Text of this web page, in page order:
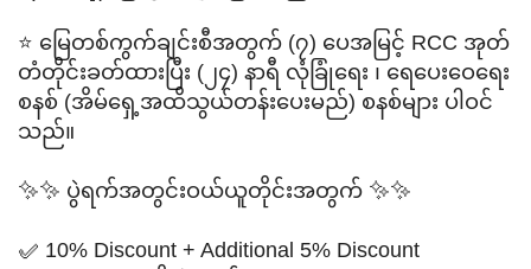
⭐ မြေတစ်ကွက်ချင်းစီအတွက် (၇) ပေအမြင့် RCC အုတ်
တံတိုင်းခတ်ထားပြီး (၂၄) နာရီ လုံခြုံရေး ၊ ရေပေးဝေရေး
စနစ် (အိမ်ရှေ့အထိသွယ်တန်းပေးမည်) စနစ်များ ပါဝင်
သည်။
✨✨ ပွဲရက်အတွင်းဝယ်ယူတိုင်းအတွက် ✨✨
✅ 10% Discount + Additional 5% Discount